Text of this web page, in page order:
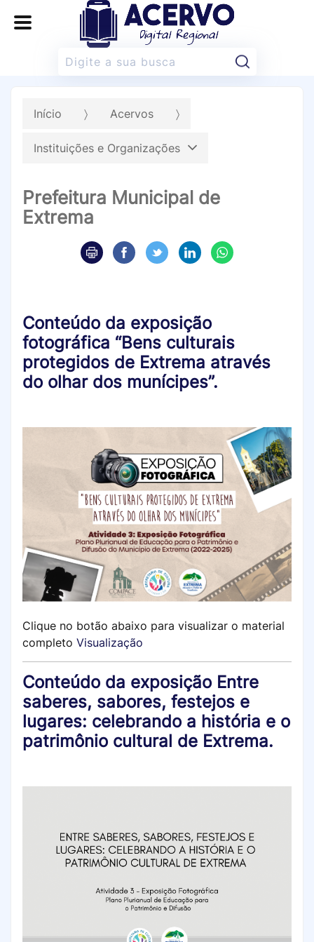
Início Acervos
Instituições e Organizações
Prefeitura Municipal de
Extrema
Conteúdo da exposição
fotográfica “Bens culturais
protegidos de Extrema através
do olhar dos munícipes”.
Clique no botão abaixo para visualizar o material
completo Visualização
Conteúdo da exposição Entre
saberes, sabores, festejos e
lugares: celebrando a história e o
patrimônio cultural de Extrema.